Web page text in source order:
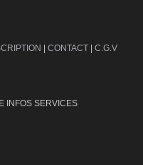
| CONTACT | C.G.V
INFOS SERVICES